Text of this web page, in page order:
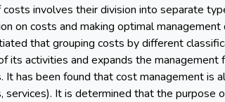
involves their division into separate
on costs and making optimal
that grouping costs by different
its activities and expands the management
has been found that cost management is
It is determined that the purpose